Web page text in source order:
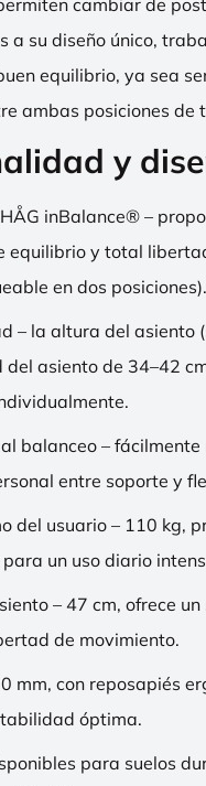
cambiar de
a su diseño único,
equilibrio, ya sea
ambas posiciones de
y
inBalance® –
equilibrio y total
en dos posiciones).
– la altura del asiento
del asiento de 34–42
balanceo –
entre soporte y
del usuario – 110 kg,
un uso diario
– 47 cm, ofrece
de movimiento.
mm, con reposapiés
óptima.
para suelos